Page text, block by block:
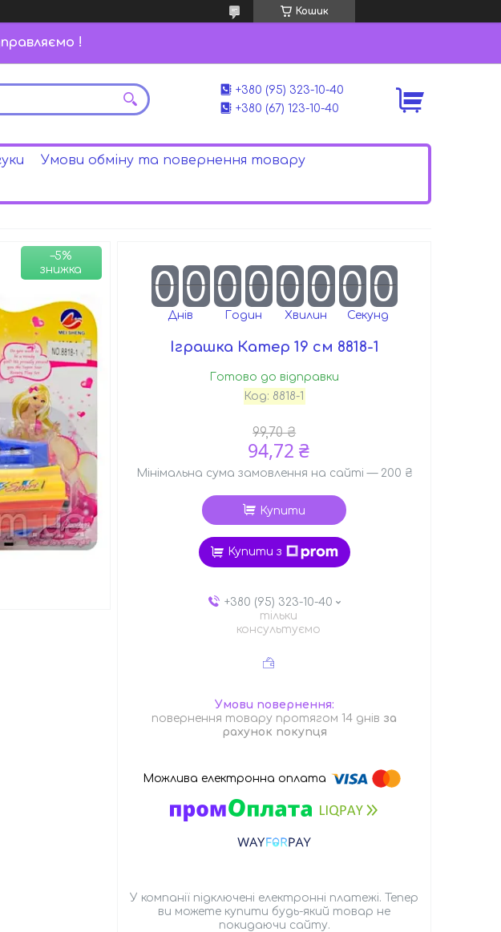
Кошик
!
+380 (95) 323-10-40
+380 (67) 123-10-40
Умови обміну та повернення товару
–5%
0 0
Днів
0 0
Годин
0 0
Хвилин
0 0
Секунд
Іграшка Катер 19 см 8818-1
Готово до відправки
Код: 8818-1
99,70 ₴
94,72 ₴
Мінімальна сума замовлення на сайті — 200 ₴
Купити
Купити з
+380 (95) 323-10-40
тільки
консультуємо
повернення товару протягом 14 днів за
рахунок покупця
У компанії підключені електронні платежі. Тепер
ви можете купити будь-який товар не
покидаючи сайту.